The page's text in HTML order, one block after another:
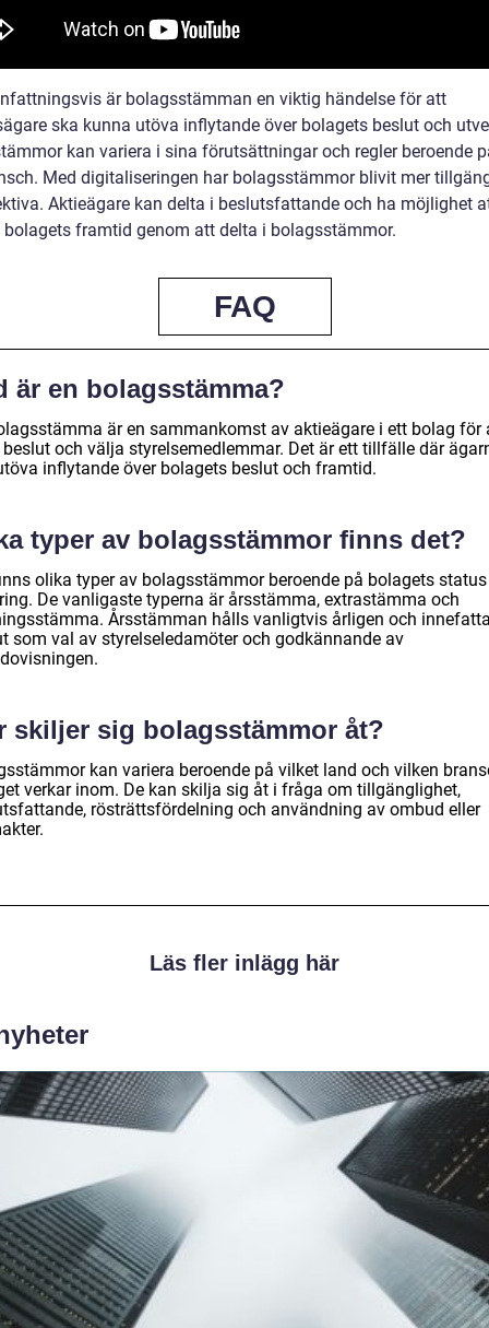
är bolagsstämman en viktig händelse för att
ska kunna utöva inflytande över bolagets beslut och
kan variera i sina förutsättningar och regler beroende
Med digitaliseringen har bolagsstämmor blivit mer
Aktieägare kan delta i beslutsfattande och ha möjlighet
bolagets framtid genom att delta i bolagsstämmor.
FAQ
är en bolagsstämma?
är en sammankomst av aktieägare i ett bolag för
och välja styrelsemedlemmar. Det är ett tillfälle där
inflytande över bolagets beslut och framtid.
typer av bolagsstämmor finns det?
olika typer av bolagsstämmor beroende på bolagets
De vanligaste typerna är årsstämma, extrastämma och
Årsstämman hålls vanligtvis årligen och
som val av styrelseledamöter och godkännande av
skiljer sig bolagsstämmor åt?
kan variera beroende på vilket land och vilken
verkar inom. De kan skilja sig åt i fråga om tillgänglighet,
rösträttsfördelning och användning av ombud eller
Läs fler inlägg här